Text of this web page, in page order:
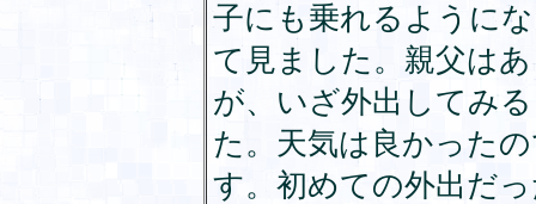
子にも乗れるように
て見ました。親父は
が、いざ外出してみ
た。天気は良かった
す。初めての外出だ